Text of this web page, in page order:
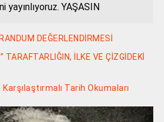
yayınlıyoruz. YAŞASIN
DEĞERLENDİRMESİ
TARAFTARLIĞIN, İLKE VE ÇİZGİDEKİ
Tarih Okumaları